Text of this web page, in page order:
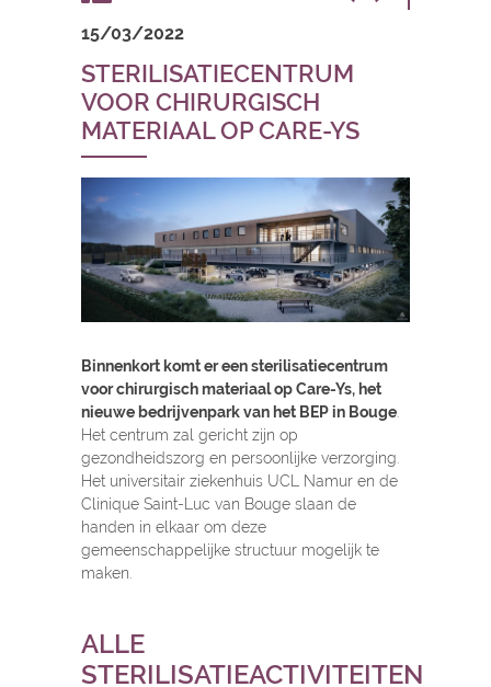
15/03/2022
STERILISATIECENTRUM
VOOR CHIRURGISCH
MATERIAAL OP CARE-YS
Binnenkort komt er een sterilisatiecentrum
voor chirurgisch materiaal op Care-Ys, het
nieuwe bedrijvenpark van het BEP in Bouge
Het centrum zal gericht zijn op
gezondheidszorg en persoonlijke verzorging.
Het universitair ziekenhuis UCL Namur en de
Clinique Saint-Luc van Bouge slaan de
handen in elkaar om deze
gemeenschappelijke structuur mogelijk te
maken.
ALLE
STERILISATIEACTIVITEITEN